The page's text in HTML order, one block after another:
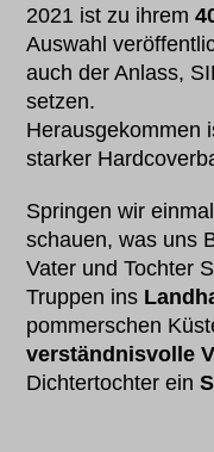
2021 ist zu ihrem
Auswahl
auch der Anlass,
setzen.
Herausgekommen
starker
Springen wir einmal
schauen, was uns
Vater und Tochter
Truppen ins
pommerschen
verständnisvolle
Dichtertochter ein